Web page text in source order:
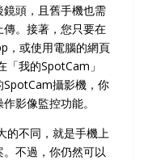
頭，且舊手機也需
。接著，您只要在
，或使用電腦的網頁
我的SpotCam」
攝影機，你
影像監控功能。
的不同，就是手機上
不過，你仍然可以